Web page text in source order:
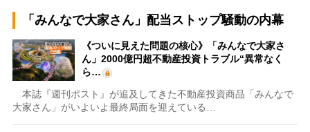
「みんなで大家さん」配当ストップ騒動の内幕
《ついに見えた問題の核心》「みんなで大家さ
ん」2000億円超不動産投資トラブル“異常なく
ら…
本誌『週刊ポスト』が追及してきた不動産投資商品「みんなで
大家さん」がいよいよ最終局面を迎えている…